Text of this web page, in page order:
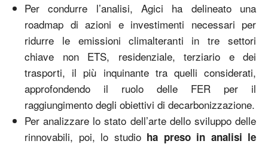
Per condurre l’analisi, Agici ha delineato una
roadmap di azioni e investimenti necessari per
ridurre le emissioni climalteranti in tre settori
chiave non ETS, residenziale, terziario e dei
trasporti, il più inquinante tra quelli considerati,
approfondendo il ruolo delle FER per il
raggiungimento degli obiettivi di decarbonizzazione.
Per analizzare lo stato dell’arte dello sviluppo delle
rinnovabili, poi, lo studio ha preso in analisi le